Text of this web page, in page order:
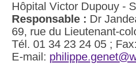
Hôpital Victor Dupouy -
Responsable : Dr
69, rue du Lieutenant-
Tél. 01 34 23 24 05 ;
E-mail: